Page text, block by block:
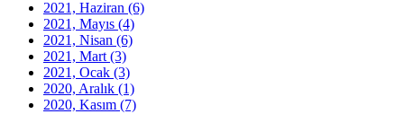
2021, Haziran (6)
2021, Mayıs (4)
2021, Nisan (6)
2021, Mart (3)
2021, Ocak (3)
2020, Aralık (1)
2020, Kasım (7)